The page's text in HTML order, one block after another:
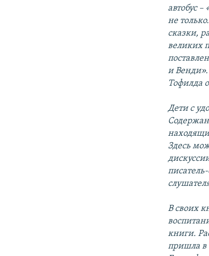
автобус
не
сказки,
великих
и
Тофилда
Дети с
Здесь
В своих
книги.
пришла в